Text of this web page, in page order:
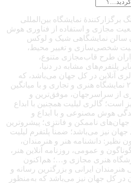
برگزارکنندهٔ نمایشگاه بین‌المللی
مجازی و استفاده از فناوری هوش
سالن نمایشگاهی شیک و لوکس
شخصی‌سازی و تغییر محیط،
طرح قاب‌مجازی متنوع،
پلتفرم‌های مشابه در دنیا،
آنلاین در کل جهان می‌باشد، که
باتجربهٔ برگزاری بیش از ۲۵۰ نمایشگاه هنری و تجاری و با میانگین
از سراسرجهان، موفق‌ترین و
است؛ گالری لیلیت همچنین با ابداع
هوش مصنوعی و با ابداع و
جهان‌های ناممکن و فانتزی؛ پیشروترین
جهان نیز می‌باشد؛ ضمناً پلتفرم لیلیت
نظیر: دانشنامه هنر و هنرمندان،
و عمومی، روزنامه آنلاین هنر،
هنری مجازی و…؛ هم‌اکنون
هنرمندان ایرانی و بزرگترین رسانه و
در کل جهان نیز می‌باشد که به‌منظور